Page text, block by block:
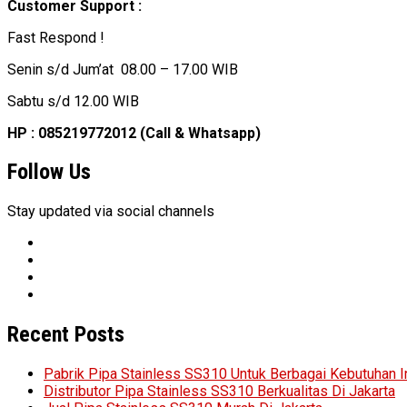
Customer Support :
Fast Respond !
Senin s/d Jum’at 08.00 – 17.00 WIB
Sabtu s/d 12.00 WIB
HP : 085219772012 (Call & Whatsapp)
Follow Us
Stay updated via social channels
Recent Posts
Pabrik Pipa Stainless SS310 Untuk Berbagai Kebutuhan
Distributor Pipa Stainless SS310 Berkualitas Di Jakarta